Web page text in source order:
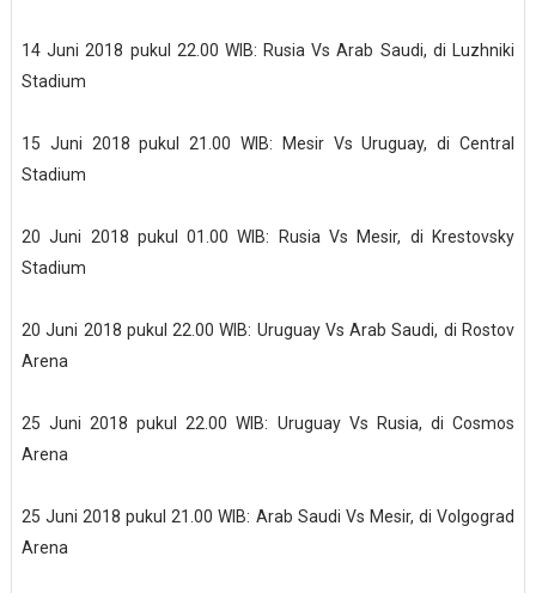
14 Juni 2018 pukul 22.00 WIB: Rusia Vs Arab Saudi, di Luzhniki
Stadium
15 Juni 2018 pukul 21.00 WIB: Mesir Vs Uruguay, di Central
Stadium
20 Juni 2018 pukul 01.00 WIB: Rusia Vs Mesir, di Krestovsky
Stadium
20 Juni 2018 pukul 22.00 WIB: Uruguay Vs Arab Saudi, di Rostov
Arena
25 Juni 2018 pukul 22.00 WIB: Uruguay Vs Rusia, di Cosmos
Arena
25 Juni 2018 pukul 21.00 WIB: Arab Saudi Vs Mesir, di Volgograd
Arena